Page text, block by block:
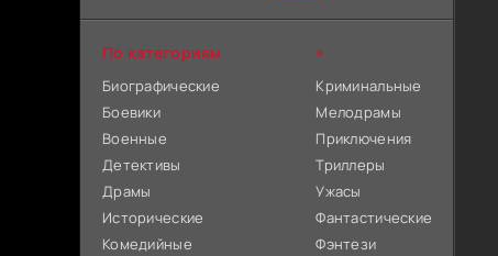
По категориям
Биографические
Боевики
Военные
Детективы
Драмы
Исторические
Комедийные
+
Криминальные
Мелодрамы
Приключения
Триллеры
Ужасы
Фантастические
Фэнтези